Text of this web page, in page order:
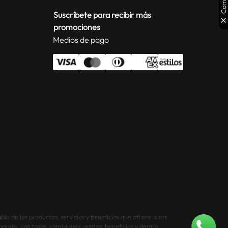
Suscríbete para recibir más
promociones
Medios de pago
de los productos, servicios y beneficios que ofrece a sus
Las tasas, comisiones, gastos, beneficios y demás